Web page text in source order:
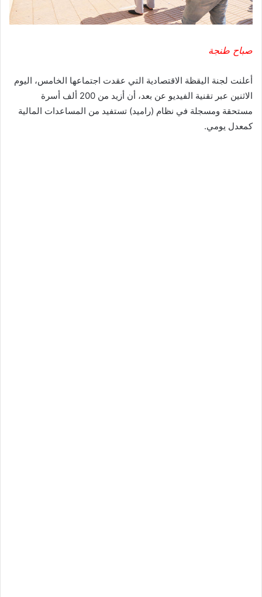
صباح طنجة
أعلنت لجنة اليقظة الاقتصادية التي عقدت اجتماعها الخامس، اليوم
الاثنين عبر تقنية الفيديو عن بعد، أن أزيد من 200 ألف أسرة
مستحقة ومسجلة في نظام (راميد) تستفيد من المساعدات المالية
كمعدل يومي.